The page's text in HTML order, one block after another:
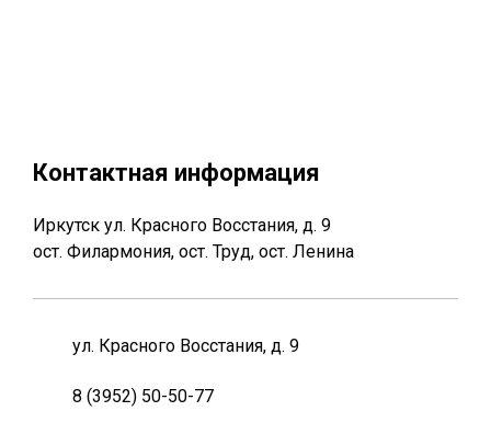
Контактная информация
Иркутск ул. Красного Восстания, д. 9
ост. Филармония, ост. Труд, ост. Ленина
ул. Красного Восстания, д. 9
8 (3952) 50-50-77